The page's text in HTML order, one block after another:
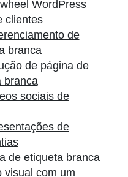
WordPress
clientes
de
branca
de página de
branca
sociais de
de
de etiqueta branca
visual com um